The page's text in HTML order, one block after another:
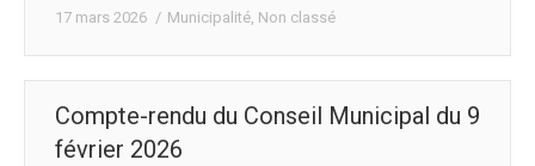
17 mars 2026 Municipalité, Non classé
Compte-rendu du Conseil Municipal du 9
février 2026